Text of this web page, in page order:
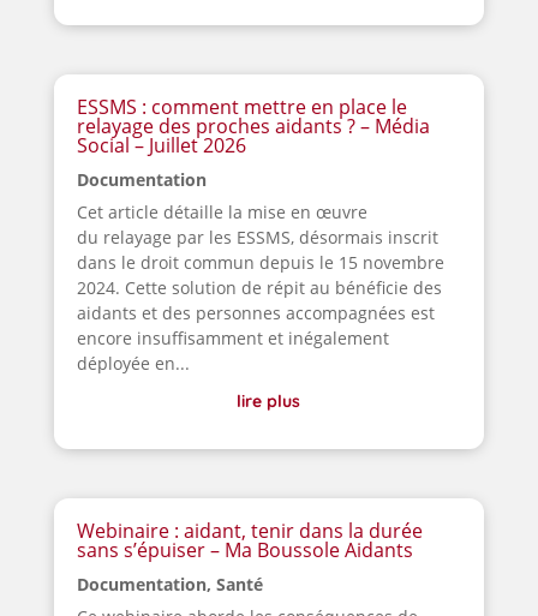
ESSMS : comment mettre en place le
relayage des proches aidants ? – Média
Social – Juillet 2026
Documentation
Cet article détaille la mise en œuvre
du relayage par les ESSMS, désormais inscrit
dans le droit commun depuis le 15 novembre
2024. Cette solution de répit au bénéficie des
aidants et des personnes accompagnées est
encore insuffisamment et inégalement
déployée en...
lire plus
Webinaire : aidant, tenir dans la durée
sans s’épuiser – Ma Boussole Aidants
Documentation, Santé